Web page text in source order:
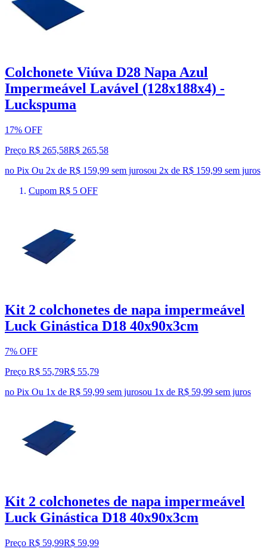
Colchonete Viúva D28 Napa Azul
Impermeável Lavável (128x188x4) -
Luckspuma
17% OFF
Preço R$ 265,58R$ 265,58
no Pix Ou 2x de R$ 159,99 sem jurosou 2x de R$ 159,99 sem juros
Cupom R$ 5 OFF
Kit 2 colchonetes de napa impermeável
Luck Ginástica D18 40x90x3cm
7% OFF
Preço R$ 55,79R$ 55,79
no Pix Ou 1x de R$ 59,99 sem jurosou 1x de R$ 59,99 sem juros
Kit 2 colchonetes de napa impermeável
Luck Ginástica D18 40x90x3cm
Preço R$ 59,99R$ 59,99